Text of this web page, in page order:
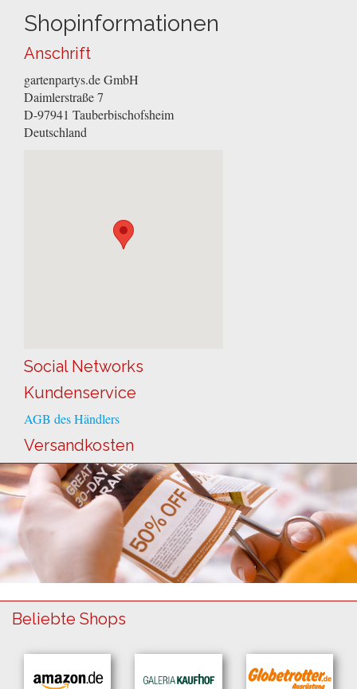
Shopinformationen
Anschrift
gartenpartys.de GmbH
Daimlerstraße 7
D-97941 Tauberbischofsheim
Deutschland
Social Networks
Kundenservice
AGB des Händlers
Versandkosten
Beliebte Shops